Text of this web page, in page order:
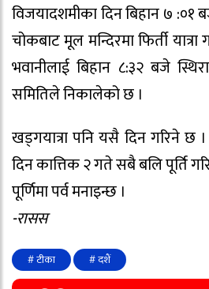
विजयादशमीका दिन बिहान ७
चोकबाट मूल मन्दिरमा फिर्ती
भवानीलाई बिहान ८:३२ बजे
समितिले निकालेको छ ।
खड्गयात्रा पनि यसै दिन गरिने छ
दिन कात्तिक २ गते सबै बलि पूर्ति
पूर्णिमा पर्व मनाइन्छ ।
-रासस
# टीका # दशैं